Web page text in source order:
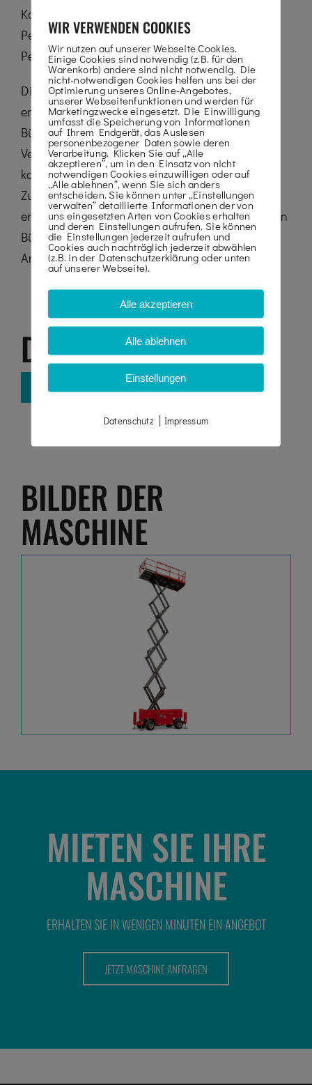
Konfigurationen sind möglich. In Gebäuden: 3
Personen + 134 kg Material. Im Freien: 2
Personen + 203 kg Material.
Diese standardmäßig mit einer um 1,52 m
erweiterbaren Arbeitsfläche ausgestattete
Bühne ermöglicht eine beträchtliche
Vergrößerung des Arbeitsbereichs. Durch die
kompakten Abmessungen der 140 SC wird der
Zugang zu Einsatzorten auf Baustellen
erleichtert. Mit dieser einfach zu handhabenden
Bühne gewinnen Sie an Produktivität und
Anwendungskomfort.
DOWNLOADS
BILDER DER
MASCHINE
MIETEN SIE IHRE
MASCHINE
ERHALTEN SIE IN WENIGEN MINUTEN EIN ANGEBOT
JETZT MASCHINE ANFRAGEN
WIR VERWENDEN COOKIES
Wir nutzen auf unserer Webseite Cookies.
Einige Cookies sind notwendig (z.B. für den
Warenkorb) andere sind nicht notwendig. Die
nicht-notwendigen Cookies helfen uns bei der
Optimierung unseres Online-Angebotes,
unserer Webseitenfunktionen und werden für
Marketingzwecke eingesetzt. Die Einwilligung
umfasst die Speicherung von Informationen
auf Ihrem Endgerät, das Auslesen
personenbezogener Daten sowie deren
Verarbeitung. Klicken Sie auf „Alle
akzeptieren“, um in den Einsatz von nicht
notwendigen Cookies einzuwilligen oder auf
„Alle ablehnen“, wenn Sie sich anders
entscheiden. Sie können unter „Einstellungen
verwalten“ detaillierte Informationen der von
uns eingesetzten Arten von Cookies erhalten
und deren Einstellungen aufrufen. Sie können
die Einstellungen jederzeit aufrufen und
Cookies auch nachträglich jederzeit abwählen
(z.B. in der Datenschutzerklärung oder unten
auf unserer Webseite).
Alle akzeptieren
Alle ablehnen
Einstellungen
Datenschutz| Impressum